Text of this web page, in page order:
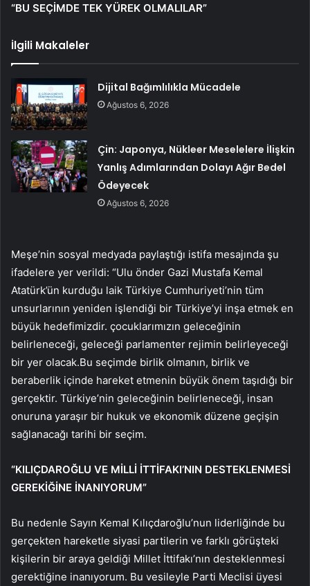
“BU SEÇİMDE TEK YÜREK OLMALILAR”
İlgili Makaleler
Dijital Bağımlılıkla Mücadele
Ağustos 6, 2026
Çin: Japonya, Nükleer Meselelere İlişkin
Yanlış Adımlarından Dolayı Ağır Bedel
Ödeyecek
Ağustos 6, 2026
Meşe’nin sosyal medyada paylaştığı istifa mesajında ​​şu
ifadelere yer verildi: “Ulu önder Gazi Mustafa Kemal
Atatürk’ün kurduğu laik Türkiye Cumhuriyeti’nin tüm
unsurlarının yeniden işlendiği bir Türkiye’yi inşa etmek en
büyük hedefimizdir. çocuklarımızın geleceğinin
belirleneceği, geleceği parlamenter rejimin belirleyeceği
bir yer olacak.Bu seçimde birlik olmanın, birlik ve
beraberlik içinde hareket etmenin büyük önem taşıdığı bir
gerçektir. Türkiye’nin geleceğinin belirleneceği, insan
onuruna yaraşır bir hukuk ve ekonomik düzene geçişin
sağlanacağı tarihi bir seçim.
“KILIÇDAROĞLU VE MİLLİ İTTİFAKI’NIN DESTEKLENMESİ
GEREKİĞİNE İNANIYORUM”
Bu nedenle Sayın Kemal Kılıçdaroğlu’nun liderliğinde bu
gerçekten hareketle siyasi partilerin ve farklı görüşteki
kişilerin bir araya geldiği Millet İttifakı’nın desteklenmesi
gerektiğine inanıyorum. Bu vesileyle Parti Meclisi üyesi